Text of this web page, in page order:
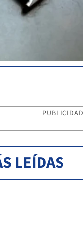
PUBLICIDAD
LEÍDAS